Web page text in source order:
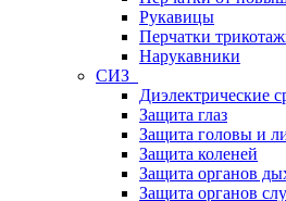
Рукавицы
Перчатки
Нарукавники
СИЗ
Диэлектрические
Защита глаз
Защита головы и
Защита коленей
Защита органов
Защита органов